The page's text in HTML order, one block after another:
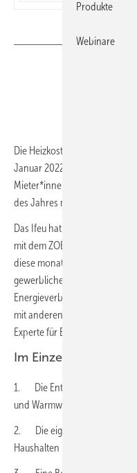
Die Heizkosten-Verordnung
Januar 2022 alle
Mieter*innen den genauen
des Jahres mitzuteilen.
Das Ifeu hat im Auftrag des
mit dem ZOE-Institut und
diese monatliche
gewerbliche Nutzerinnen und
Energieverbrauch im Laufe
mit anderen Haushalten
Experte für Energieeffizienz
Im Einzelnen sehen
1. Die Entwicklung der
und Warmwasser
2. Die eigenen
Haushalten im selben Haus
Produkte
Webinare